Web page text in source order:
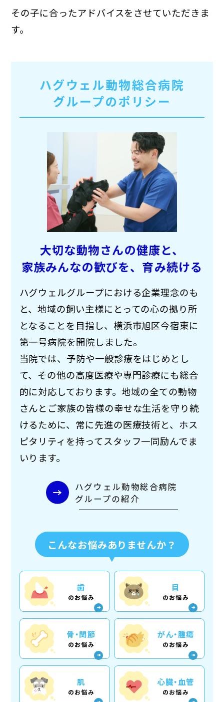
その子に合ったアドバイスをさせていただきま
す。
ハグウェル動物総合病院
グループのポリシー
大切な動物さんの健康と、
家族みんなの歓びを、 育み続ける
ハグウェルグループにおける企業理念のも
と、地域の飼い主様にとっての心の拠り所
となることを目指し、横浜市旭区今宿東に
第一号病院を開院しました。
当院では、予防や一般診療をはじめとし
て、その他の高度医療や専門診療にも総合
的に対応しております。地域の全ての動物
さんとご家族の皆様の幸せな生活を守り続
けるために、常に先進の医療技術と、ホス
ピタリティを持ってスタッフ一同励んでま
いります。
ハグウェル動物総合病院
グループの紹介
こんなお悩みありませんか？
歯
のお悩み
目
のお悩み
骨・関節
のお悩み
がん・腫瘍
のお悩み
肌
のお悩み
心臓・血管
のお悩み